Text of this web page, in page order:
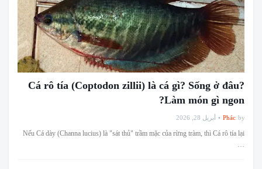
Cá rô tía (Coptodon zillii) là cá gì? Sống ở đâu?
Làm món gì ngon?
by
Phác أبريل 28, 2026
Nếu Cá dày (Channa lucius) là "sát thủ" trầm mặc của rừng tràm, thì Cá rô tía lại
…